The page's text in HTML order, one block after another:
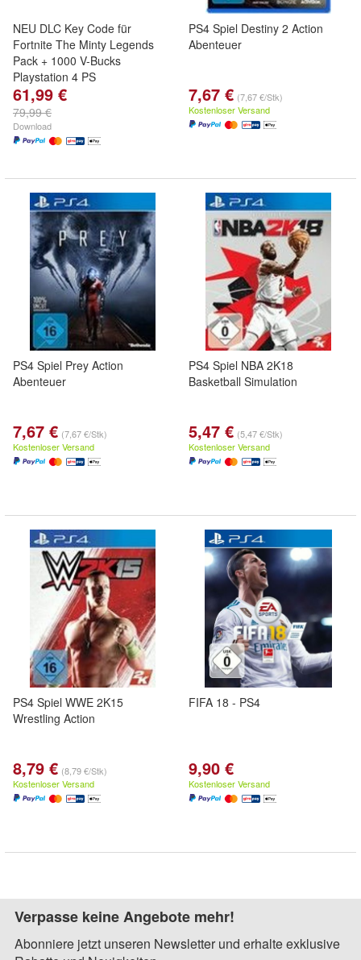
NEU DLC Key Code für
Fortnite The Minty Legends
Pack + 1000 V-Bucks
Playstation 4 PS
61,99 €
79,99 €
Download
PS4 Spiel Destiny 2 Action
Abenteuer
7,67 € (7,67 €/Stk)
Kostenloser Versand
PS4 Spiel Prey Action
Abenteuer
7,67 € (7,67 €/Stk)
Kostenloser Versand
PS4 Spiel NBA 2K18
Basketball Simulation
5,47 € (5,47 €/Stk)
Kostenloser Versand
PS4 Spiel WWE 2K15
Wrestling Action
8,79 € (8,79 €/Stk)
Kostenloser Versand
FIFA 18 - PS4
9,90 €
Kostenloser Versand
Verpasse keine Angebote mehr!
Abonniere jetzt unseren Newsletter und erhalte exklusive